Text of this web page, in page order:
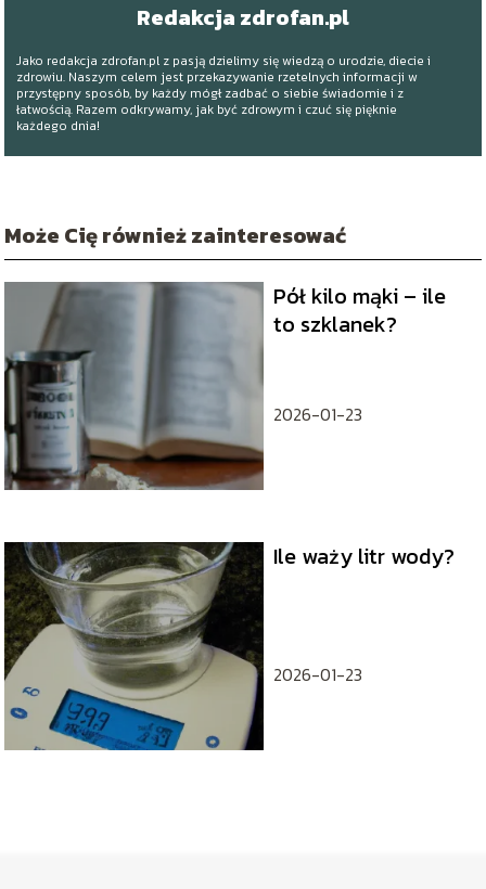
Redakcja zdrofan.pl
Jako redakcja zdrofan.pl z pasją dzielimy się wiedzą o urodzie, diecie i
zdrowiu. Naszym celem jest przekazywanie rzetelnych informacji w
przystępny sposób, by każdy mógł zadbać o siebie świadomie i z
łatwością. Razem odkrywamy, jak być zdrowym i czuć się pięknie
każdego dnia!
Może Cię również zainteresować
Pół kilo mąki – ile
to szklanek?
2026-01-23
Ile waży litr wody?
2026-01-23